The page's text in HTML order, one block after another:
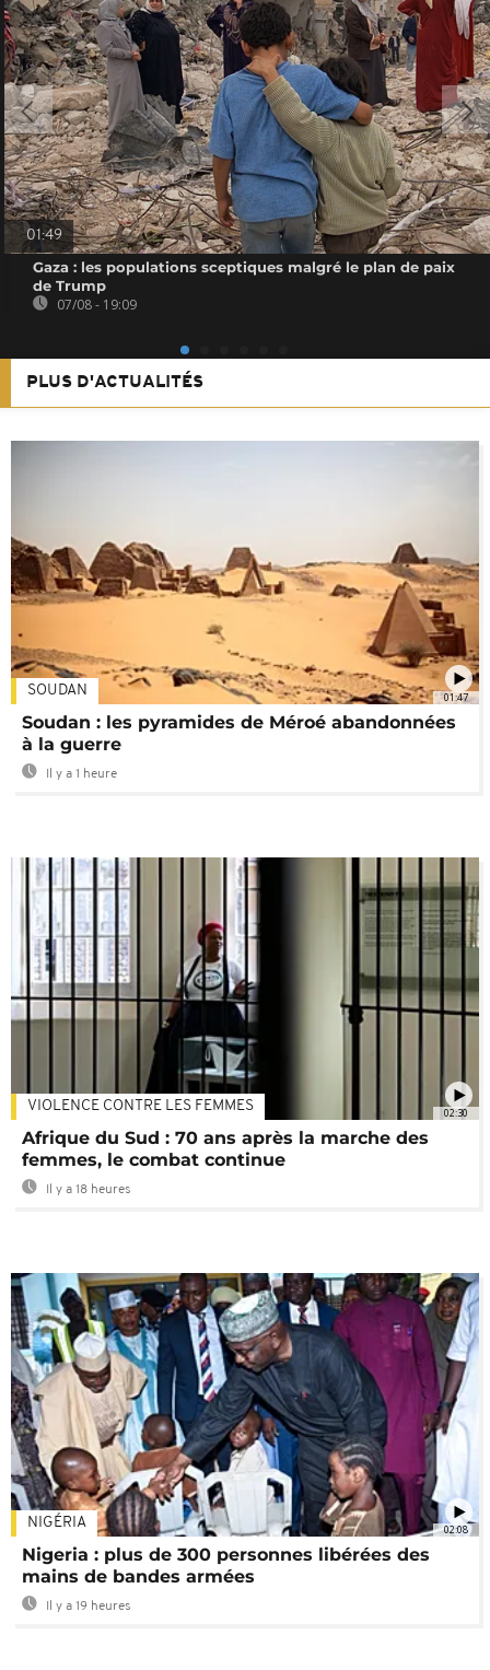
01:49
Gaza : les populations sceptiques malgré le plan de paix
de Trump
07/08 - 19:09
PLUS D'ACTUALITÉS
01:47
SOUDAN
Soudan : les pyramides de Méroé abandonnées
à la guerre
Il y a 1 heure
02:30
VIOLENCE CONTRE LES FEMMES
Afrique du Sud : 70 ans après la marche des
femmes, le combat continue
Il y a 18 heures
02:08
NIGÉRIA
Nigeria : plus de 300 personnes libérées des
mains de bandes armées
Il y a 19 heures